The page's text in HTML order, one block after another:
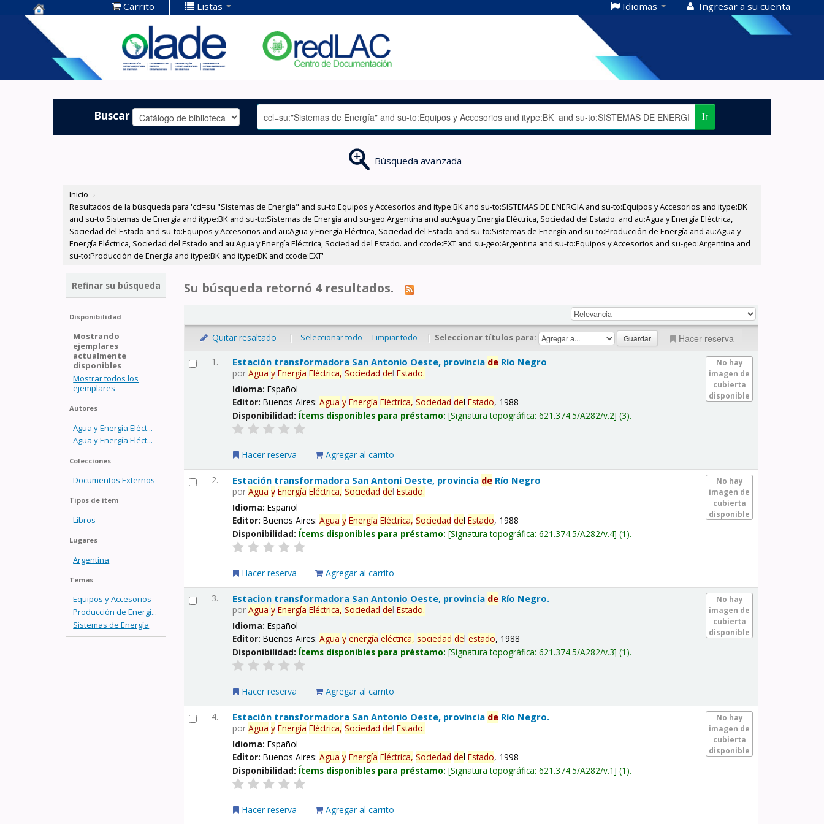
Centro de
Documentación
OLADE -
Carrito Listas Idiomas Ingresar a su cuenta
Buscar Ir
Búsqueda avanzada
Inicio ›
Resultados de la búsqueda para 'ccl=su:"Sistemas de Energía" and su-to:Equipos y Accesorios and itype:BK and su-to:SISTEMAS DE ENERGIA and su-to:Equipos y Accesorios and itype:BK
and su-to:Sistemas de Energía and itype:BK and su-to:Sistemas de Energía and su-geo:Argentina and au:Agua y Energía Eléctrica, Sociedad del Estado. and au:Agua y Energía Eléctrica,
Sociedad del Estado and su-to:Equipos y Accesorios and au:Agua y Energía Eléctrica, Sociedad del Estado and su-to:Sistemas de Energía and su-to:Producción de Energía and au:Agua y
Energía Eléctrica, Sociedad del Estado and au:Agua y Energía Eléctrica, Sociedad del Estado. and ccode:EXT and su-geo:Argentina and su-to:Equipos y Accesorios and su-geo:Argentina and
su-to:Producción de Energía and itype:BK and itype:BK and ccode:EXT'
Refinar su búsqueda
Disponibilidad
Mostrando
ejemplares
actualmente
disponibles
Mostrar todos los
ejemplares
Autores
Agua y Energía Eléct...
Agua y Energía Eléct...
Colecciones
Documentos Externos
Tipos de ítem
Libros
Lugares
Argentina
Temas
Equipos y Accesorios
Producción de Energí...
Sistemas de Energía
Su búsqueda retornó 4 resultados.
Quitar resaltado | Seleccionar todo Limpiar todo | Seleccionar títulos para: Hacer reserva
1.
No hay
imagen de
cubierta
disponible
Estación transformadora San Antonio Oeste, provincia de Río Negro
porAgua y Energía Eléctrica, Sociedad delEstado.
Idioma:Español
Editor:Buenos Aires:Agua y Energía Eléctrica, Sociedad delEstado, 1988
Disponibilidad: Ítems disponibles para préstamo: Signatura topográfica:621.374.5/A282/v.2 (3).
Hacer reserva Agregar al carrito
2.
No hay
imagen de
cubierta
disponible
Estación transformadora San Antoni Oeste, provincia de Río Negro
porAgua y Energía Eléctrica, Sociedad delEstado.
Idioma:Español
Editor:Buenos Aires:Agua y Energía Eléctrica, Sociedad delEstado, 1988
Disponibilidad: Ítems disponibles para préstamo: Signatura topográfica:621.374.5/A282/v.4 (1).
Hacer reserva Agregar al carrito
3.
No hay
imagen de
cubierta
disponible
Estacion transformadora San Antonio Oeste, provincia de Río Negro.
porAgua y Energía Eléctrica, Sociedad delEstado.
Idioma:Español
Editor:Buenos Aires:Agua y energía eléctrica, sociedad delestado, 1988
Disponibilidad: Ítems disponibles para préstamo: Signatura topográfica:621.374.5/A282/v.3 (1).
Hacer reserva Agregar al carrito
4.
No hay
imagen de
cubierta
disponible
Estación transformadora San Antonio Oeste, provincia de Río Negro.
porAgua y Energía Eléctrica, Sociedad delEstado.
Idioma:Español
Editor:Buenos Aires:Agua y Energía Eléctrica, Sociedad delEstado, 1998
Disponibilidad: Ítems disponibles para préstamo: Signatura topográfica:621.374.5/A282/v.1 (1).
Hacer reserva Agregar al carrito